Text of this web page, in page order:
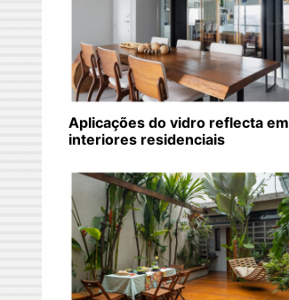
Aplicações do vidro reflecta em
interiores residenciais